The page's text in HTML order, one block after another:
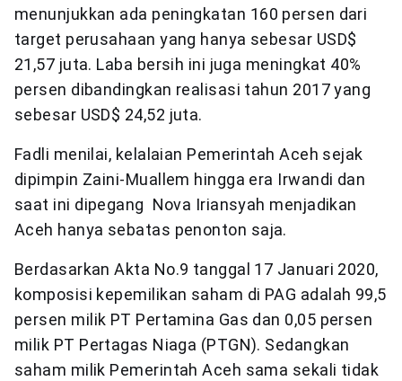
menunjukkan ada peningkatan 160 persen dari
target perusahaan yang hanya sebesar USD$
21,57 juta. Laba bersih ini juga meningkat 40%
persen dibandingkan realisasi tahun 2017 yang
sebesar USD$ 24,52 juta.
Fadli menilai, kelalaian Pemerintah Aceh sejak
dipimpin Zaini-Muallem hingga era Irwandi dan
saat ini dipegang Nova Iriansyah menjadikan
Aceh hanya sebatas penonton saja.
Berdasarkan Akta No.9 tanggal 17 Januari 2020,
komposisi kepemilikan saham di PAG adalah 99,5
persen milik PT Pertamina Gas dan 0,05 persen
milik PT Pertagas Niaga (PTGN). Sedangkan
saham milik Pemerintah Aceh sama sekali tidak